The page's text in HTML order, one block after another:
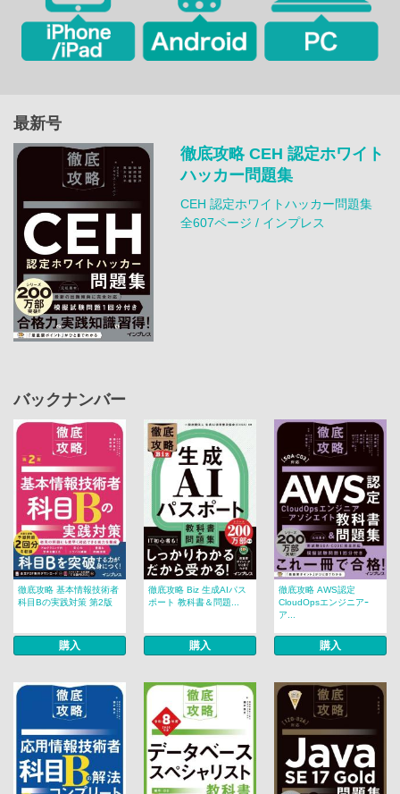
最新号
徹底攻略 CEH 認定ホワイト
ハッカー問題集
CEH 認定ホワイトハッカー問題集
全607ページ / インプレス
バックナンバー
徹底攻略 基本情報技術者
科目Bの実践対策 第2版
購入
徹底攻略 Biz 生成AIパス
ポート 教科書＆問題...
購入
徹底攻略 AWS認定
CloudOpsエンジニアｰ
ア...
購入